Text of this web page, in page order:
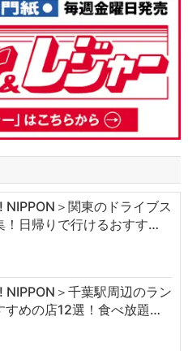
NIPPON＞関東のドライブス
！日帰りで行けるおすす…
NIPPON＞千葉駅周辺のラン
すめの店12選！食べ放題…